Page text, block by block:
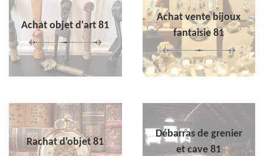
Achat objet d'art 81
Achat vente bijoux
fantaisie 81
Rachat d'objet 81
Débarras de grenier
et cave 81